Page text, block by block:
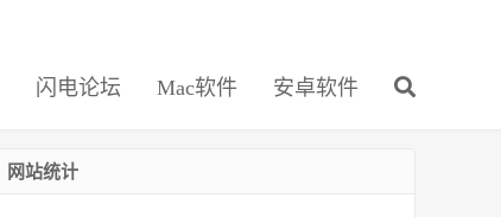
闪电论坛 Mac软件 安卓软件
网站统计